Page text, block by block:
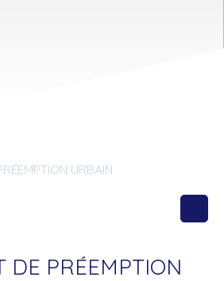
URBAIN
DE PRÉEMPTION